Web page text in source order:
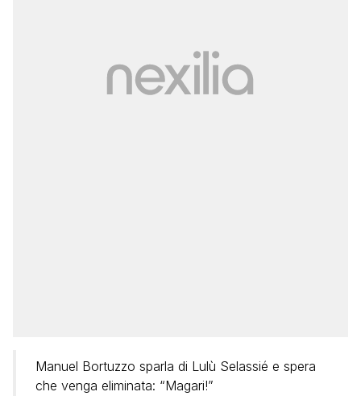
Manuel Bortuzzo sparla di Lulù Selassié e spera
che venga eliminata: “Magari!”